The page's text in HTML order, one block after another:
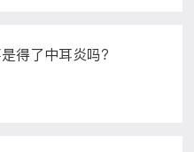
▲专委会成立大会现场经过
得了中耳炎吗？